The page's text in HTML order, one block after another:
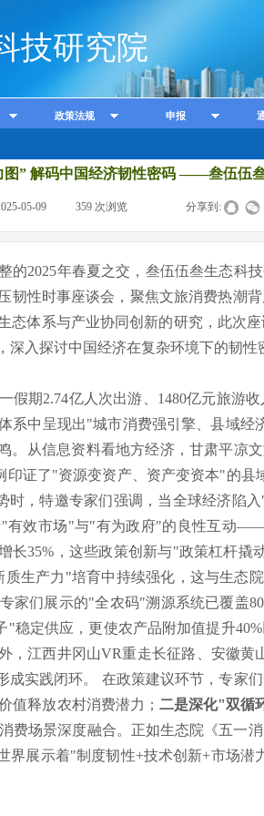
技研究院
政策法规 申报
图” 解码中国经济韧性密码 ——叁伍伍
05-09 359 次浏览 分享到:
2025年春夏之交，叁伍伍叁生态科
性时事座谈会，聚焦文旅消费热潮
态体系与产业协同创新的研究，此次
入探讨中国经济在复杂环境下的韧性
期2.74亿人次出游、1480亿元旅游收
系中呈现出"城市消费强引擎、县域
从信息资料看地方经济，甘肃平凉
证了"资源变资产、资产变资本"的
时，特邀专家们强调，当全球经济陷
有效市场"与"有为政府"的良性互动
35%，这些政策创新与"政策杠杆撬
生产力"培育中持续强化，这与生态
家们展示的"全农码"溯源系统已覆盖
稳定供应，更使农产品附加值提升
，江西井冈山VR重走长征路、安徽
实践闭环。 在政策建议环节，专家
值释放农村消费潜力； 二是深化"双循
费场景深度融合。正如生态院《五一
界展示着"制度韧性+技术创新+市场